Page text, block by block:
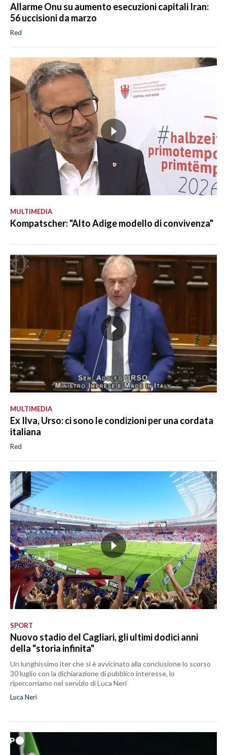
Allarme Onu su aumento esecuzioni capitali Iran:
56 uccisioni da marzo
Red
MULTIMEDIA
Kompatscher: "Alto Adige modello di convivenza"
MULTIMEDIA
Ex Ilva, Urso: ci sono le condizioni per una cordata
italiana
Red
SPORT
Nuovo stadio del Cagliari, gli ultimi dodici anni
della "storia infinita"
Un lunghissimo iter che si è avvicinato alla conclusione lo scorso
30 luglio con la dichiarazione di pubblico interesse, lo
ripercorriamo nel servizio di Luca Neri
Luca Neri